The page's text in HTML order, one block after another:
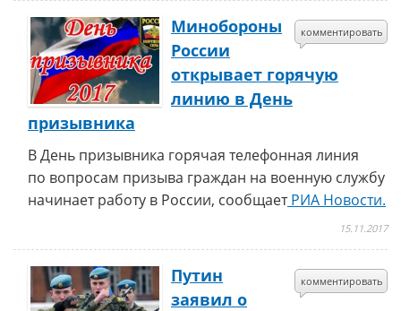
комментировать
Минобороны
России
открывает горячую
линию в День
призывника
В День призывника горячая телефонная линия
по вопросам призыва граждан на военную службу
начинает работу в России, сообщаетРИА Новости.
15.11.2017
комментировать
Путин
заявил о